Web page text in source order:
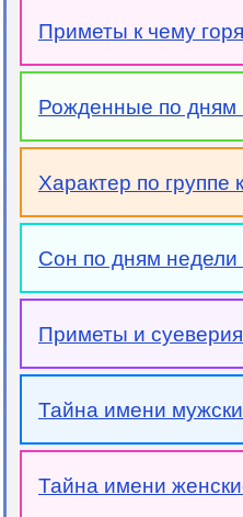
Приметы к чему
Рожденные по дням
Характер по группе
Сон по дням недели
Приметы и суеверия
Тайна имени
Тайна имени